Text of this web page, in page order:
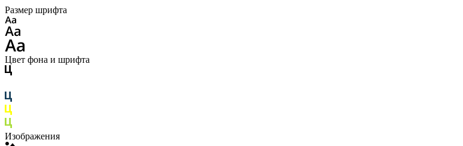
Размер шрифта
Цвет фона и шрифта
Изображения